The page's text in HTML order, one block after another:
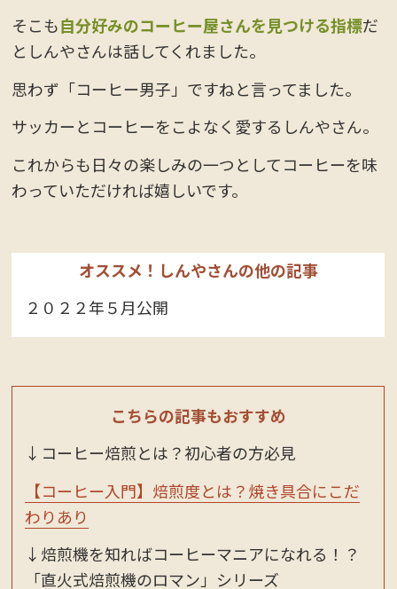
そこも自分好みのコーヒー屋さんを見つける指標だ
としんやさんは話してくれました。
思わず「コーヒー男子」ですねと言ってました。
サッカーとコーヒーをこよなく愛するしんやさん。
これからも日々の楽しみの一つとしてコーヒーを味
わっていただければ嬉しいです。
オススメ！しんやさんの他の記事
２０２２年５月公開
こちらの記事もおすすめ
↓コーヒー焙煎とは？初心者の方必見
【コーヒー入門】焙煎度とは？焼き具合にこだ
わりあり
↓焙煎機を知ればコーヒーマニアになれる！？
「直火式焙煎機のロマン」シリーズ